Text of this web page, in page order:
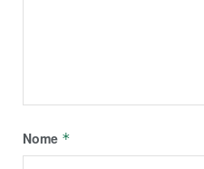
Nome *